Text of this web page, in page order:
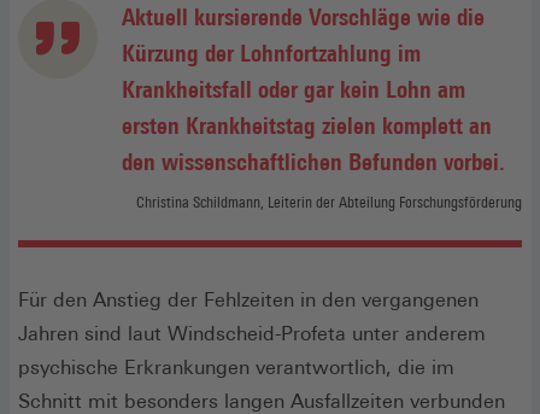
Aktuell kursierende Vorschläge wie die
Kürzung der Lohnfortzahlung im
Krankheitsfall oder gar kein Lohn am
ersten Krankheitstag zielen komplett an
den wissenschaftlichen Befunden vorbei.
Christina Schildmann, Leiterin der Abteilung Forschungsförderung
Für den Anstieg der Fehlzeiten in den vergangenen
Jahren sind laut Windscheid-Profeta unter anderem
psychische Erkrankungen verantwortlich, die im
Schnitt mit besonders langen Ausfallzeiten verbunden